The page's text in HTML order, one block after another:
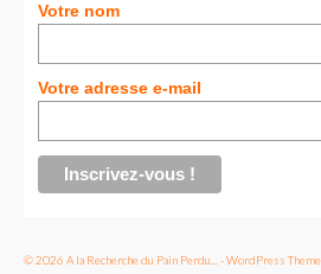
Royaume-Uni
GUIDES FOOD
– Berlin
Votre nom
Votre adresse e-mail
© 2026 A la Recherche du Pain Perdu... - WordPress